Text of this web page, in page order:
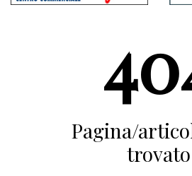
Pagina/
trovato